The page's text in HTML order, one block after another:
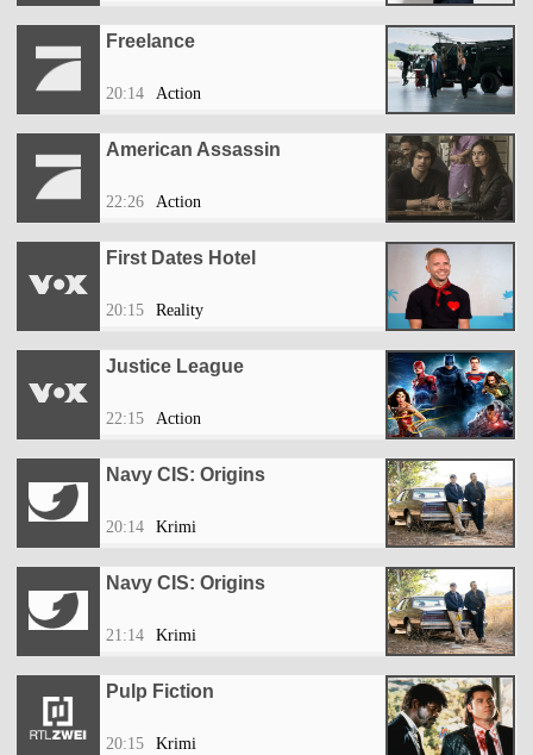
Freelance
20:14 Action
American Assassin
22:26 Action
First Dates Hotel
20:15 Reality
Justice League
22:15 Action
Navy CIS: Origins
20:14 Krimi
Navy CIS: Origins
21:14 Krimi
Pulp Fiction
20:15 Krimi